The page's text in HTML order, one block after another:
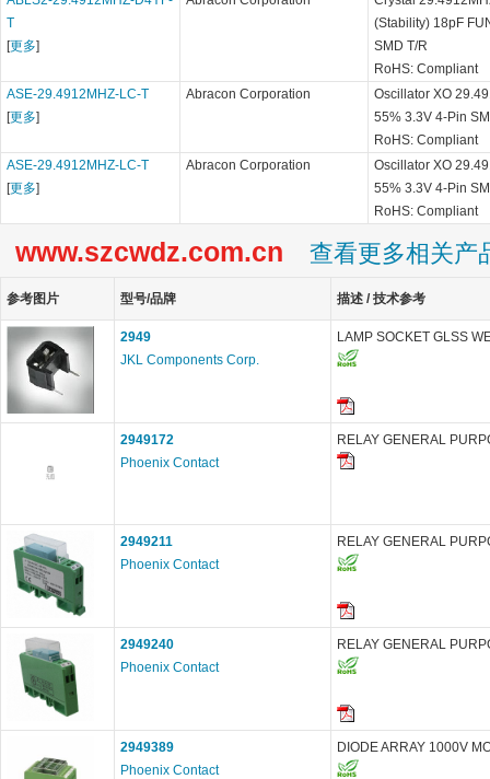
T
[更多]
(Stability) 18pF
SMD T/R
RoHS: Compliant
ASE-29.4912MHZ-LC-T
[更多]
Abracon Corporation
Oscillator XO
55% 3.3V 4-Pin
RoHS: Compliant
ASE-29.4912MHZ-LC-T
[更多]
Abracon Corporation
Oscillator XO
55% 3.3V 4-Pin
RoHS: Compliant
www.szcwdz.com.cn 查看更多相关产
参考图片 型号/品牌 描述 / 技术参考
2949
JKL Components Corp.
LAMP SOCKET GLSS
2949172
Phoenix Contact
RELAY GENERAL
2949211
Phoenix Contact
RELAY GENERAL
2949240
Phoenix Contact
RELAY GENERAL
2949389
Phoenix Contact
DIODE ARRAY 1000V